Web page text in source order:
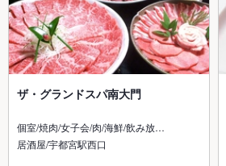
ザ・グランドスパ南大門
個室/焼肉/女子会/肉/海鮮/飲み放…
居酒屋/宇都宮駅西口